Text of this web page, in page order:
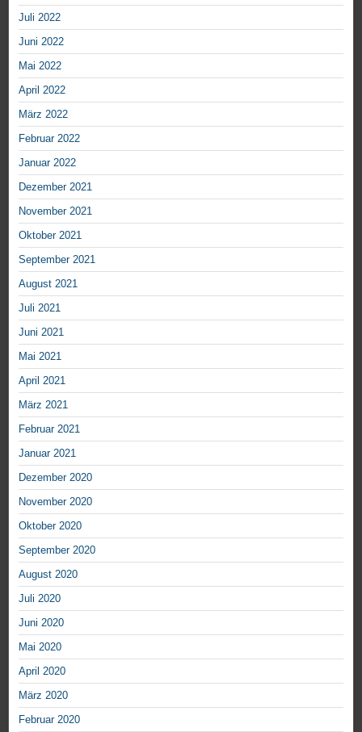
Juli 2022
Juni 2022
Mai 2022
April 2022
März 2022
Februar 2022
Januar 2022
Dezember 2021
November 2021
Oktober 2021
September 2021
August 2021
Juli 2021
Juni 2021
Mai 2021
April 2021
März 2021
Februar 2021
Januar 2021
Dezember 2020
November 2020
Oktober 2020
September 2020
August 2020
Juli 2020
Juni 2020
Mai 2020
April 2020
März 2020
Februar 2020